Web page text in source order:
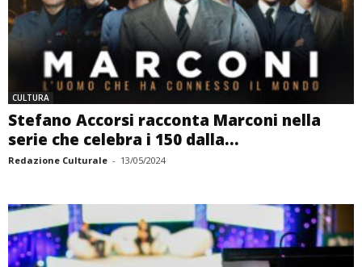
CULTURA
Stefano Accorsi racconta Marconi nella
serie che celebra i 150 dalla...
Redazione Culturale - 13/05/2024